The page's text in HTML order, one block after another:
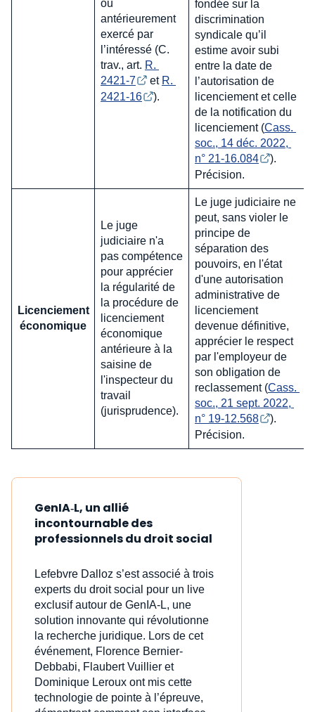
ou
antérieurement
exercé par
l’intéressé (C.
trav., art. R.
2421-7
et R.
2421-16
).
fondée sur la
discrimination
syndicale qu’il
estime avoir subi
entre la date de
l’autorisation de
licenciement et celle
de la notification du
licenciement (Cass.
soc., 14 déc. 2022,
n° 21-16.084
).
Précision.
Licenciement
économique
Le juge
judiciaire n'a
pas compétence
pour apprécier
la régularité de
la procédure de
licenciement
économique
antérieure à la
saisine de
l'inspecteur du
travail
(jurisprudence).
Le juge judiciaire ne
peut, sans violer le
principe de
séparation des
pouvoirs, en l'état
d'une autorisation
administrative de
licenciement
devenue définitive,
apprécier le respect
par l'employeur de
son obligation de
reclassement (Cass.
soc., 21 sept. 2022,
n° 19-12.568
).
Précision.
GenIA‑L, un allié
incontournable des
professionnels du droit social
Lefebvre Dalloz s’est associé à trois
experts du droit social pour un live
exclusif autour de GenIA‑L, une
solution innovante qui révolutionne
la recherche juridique. Lors de cet
événement, Florence Bernier-
Debbabi, Flaubert Vuillier et
Dominique Leroux ont mis cette
technologie de pointe à l’épreuve,